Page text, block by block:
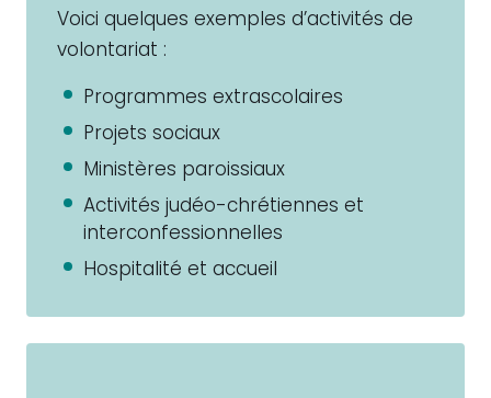
Voici quelques exemples d’activités de
volontariat :
Programmes extrascolaires
Projets sociaux
Ministères paroissiaux
Activités judéo-chrétiennes et
interconfessionnelles
Hospitalité et accueil